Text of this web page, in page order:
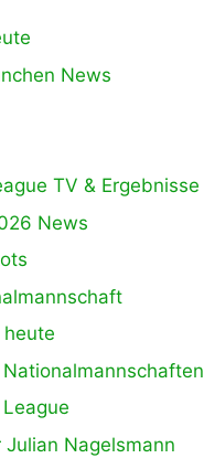
News
TV & Ergebnisse
News
Nagelsmann